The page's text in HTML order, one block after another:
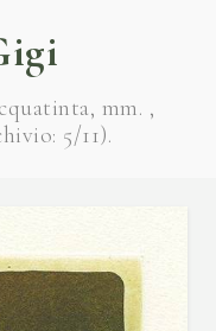
mm. ,
5/11).